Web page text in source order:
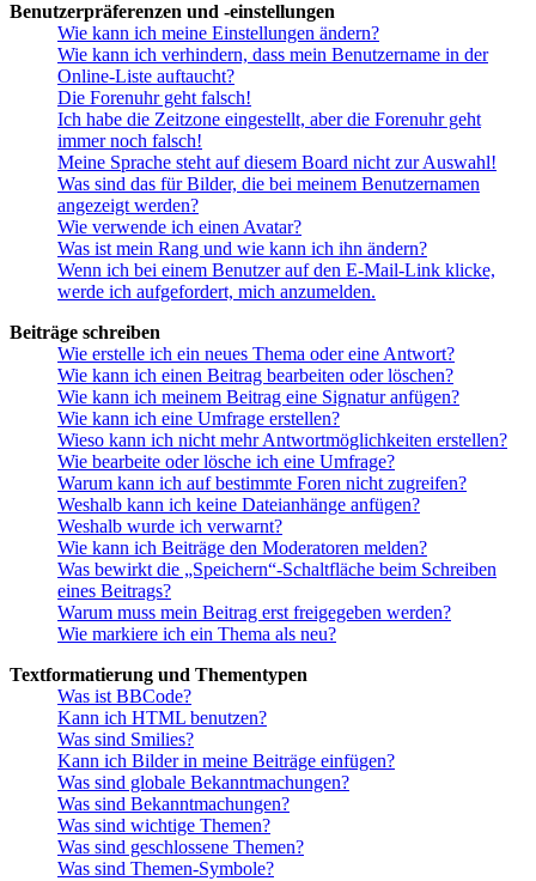
Benutzerpräferenzen und -einstellungen
Wie kann ich meine Einstellungen ändern?
Wie kann ich verhindern, dass mein Benutzername in der
Online-Liste auftaucht?
Die Forenuhr geht falsch!
Ich habe die Zeitzone eingestellt, aber die Forenuhr geht
immer noch falsch!
Meine Sprache steht auf diesem Board nicht zur Auswahl!
Was sind das für Bilder, die bei meinem Benutzernamen
angezeigt werden?
Wie verwende ich einen Avatar?
Was ist mein Rang und wie kann ich ihn ändern?
Wenn ich bei einem Benutzer auf den E-Mail-Link klicke,
werde ich aufgefordert, mich anzumelden.
Beiträge schreiben
Wie erstelle ich ein neues Thema oder eine Antwort?
Wie kann ich einen Beitrag bearbeiten oder löschen?
Wie kann ich meinem Beitrag eine Signatur anfügen?
Wie kann ich eine Umfrage erstellen?
Wieso kann ich nicht mehr Antwortmöglichkeiten erstellen?
Wie bearbeite oder lösche ich eine Umfrage?
Warum kann ich auf bestimmte Foren nicht zugreifen?
Weshalb kann ich keine Dateianhänge anfügen?
Weshalb wurde ich verwarnt?
Wie kann ich Beiträge den Moderatoren melden?
Was bewirkt die „Speichern“-Schaltfläche beim Schreiben
eines Beitrags?
Warum muss mein Beitrag erst freigegeben werden?
Wie markiere ich ein Thema als neu?
Textformatierung und Thementypen
Was ist BBCode?
Kann ich HTML benutzen?
Was sind Smilies?
Kann ich Bilder in meine Beiträge einfügen?
Was sind globale Bekanntmachungen?
Was sind Bekanntmachungen?
Was sind wichtige Themen?
Was sind geschlossene Themen?
Was sind Themen-Symbole?